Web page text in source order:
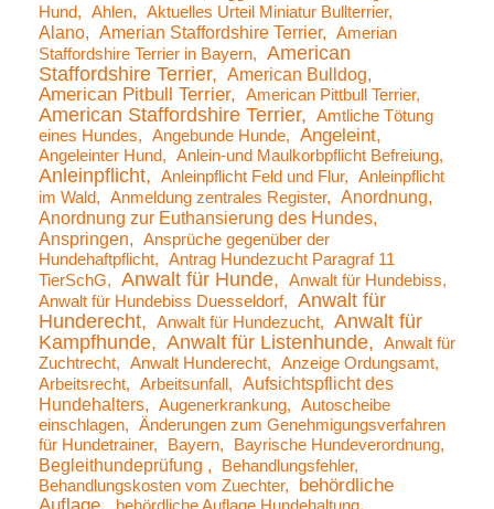
Hund
Ahlen Aktuelles Urteil Miniatur Bullterrier
Alano Amerian Staffordshire Terrier
Amerian
Staffordshire Terrier in Bayern
American
Staffordshire Terrier
American Bulldog
American Pitbull Terrier American Pittbull Terrier
American Staffordshire Terrier
Amtliche Tötung
eines Hundes
Angebunde Hunde Angeleint
Angeleinter Hund Anlein-und Maulkorbpflicht Befreiung
Anleinpflicht Anleinpflicht Feld und Flur
Anleinpflicht
im Wald
Anmeldung zentrales Register
Anordnung
Anordnung zur Euthansierung des Hundes
Anspringen
Ansprüche gegenüber der
Hundehaftpflicht
Antrag Hundezucht Paragraf 11
TierSchG
Anwalt für Hunde
Anwalt für Hundebiss
Anwalt für Hundebiss Duesseldorf
Anwalt für
Hunderecht
Anwalt für Hundezucht
Anwalt für
Kampfhunde
Anwalt für Listenhunde
Anwalt für
Zuchtrecht
Anwalt Hunderecht
Anzeige Ordungsamt
Arbeitsrecht
Arbeitsunfall
Aufsichtspflicht des
Hundehalters
Augenerkrankung
Autoscheibe
einschlagen
Änderungen zum Genehmigungsverfahren
für Hundetrainer
Bayern Bayrische Hundeverordnung
Begleithundeprüfung
Behandlungsfehler
Behandlungskosten vom Zuechter
behördliche